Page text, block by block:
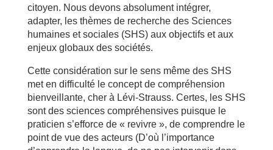
citoyen. Nous devons absolument intégrer,
adapter, les thèmes de recherche des Sciences
humaines et sociales (SHS) aux objectifs et aux
enjeux globaux des sociétés.
Cette considération sur le sens même des SHS
met en difficulté le concept de compréhension
bienveillante, cher à Lévi-Strauss. Certes, les SHS
sont des sciences compréhensives puisque le
praticien s’efforce de « revivre », de comprendre le
point de vue des acteurs (D’où l’importance